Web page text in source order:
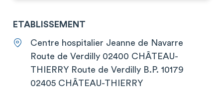
ETABLISSEMENT
Centre hospitalier Jeanne de Navarre
Route de Verdilly 02400 CHÂTEAU-
THIERRY Route de Verdilly B.P. 10179
02405 CHÂTEAU-THIERRY